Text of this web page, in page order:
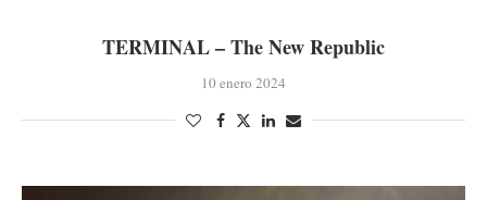
TERMINAL – The New Republic
10 enero 2024